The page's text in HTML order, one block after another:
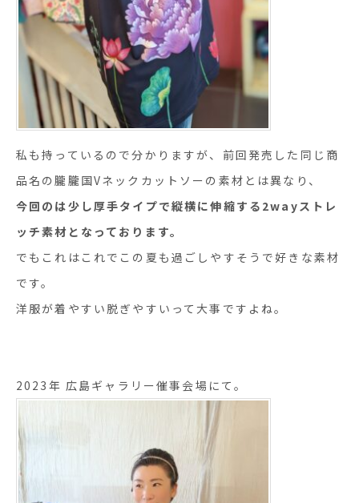
私も持っているので分かりますが、前回発売した同じ商
品名の朧朧国Vネックカットソーの素材とは異なり、
今回のは少し厚手タイプで縦横に伸縮する2wayストレ
ッチ素材となっております。
でもこれはこれでこの夏も過ごしやすそうで好きな素材
です。
洋服が着やすい脱ぎやすいって大事ですよね。
2023年 広島ギャラリー催事会場にて。